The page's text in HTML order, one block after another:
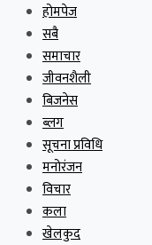
होमपेज
सबै
समाचार
जीवनशैली
बिजनेस
ब्लग
सूचना प्रविधि
मनोरंजन
विचार
कला
खेलकुद